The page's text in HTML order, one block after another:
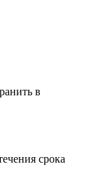
в
срока